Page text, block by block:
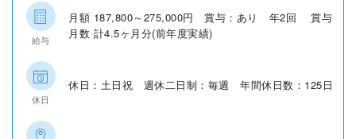
給与
月額 187,800～275,000円 賞与：あり 年2回 賞与
月数 計4.5ヶ月分(前年度実績)
休日
休日：土日祝 週休二日制：毎週 年間休日数：125日